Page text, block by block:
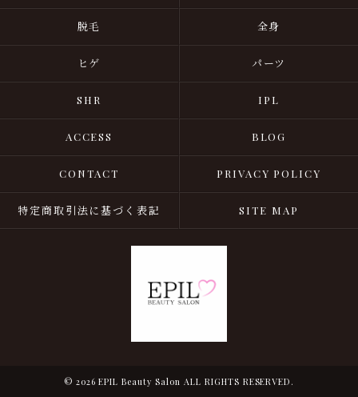
脱毛 全身
ヒゲ パーツ
SHR IPL
ACCESS BLOG
CONTACT PRIVACY POLICY
特定商取引法に基づく表記 SITE MAP
© 2026 EPIL Beauty Salon ALL RIGHTS RESERVED.